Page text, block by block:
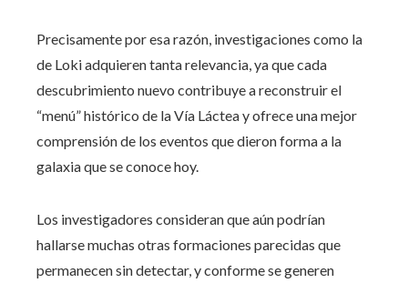
Precisamente por esa razón, investigaciones como la
de Loki adquieren tanta relevancia, ya que cada
descubrimiento nuevo contribuye a reconstruir el
“menú” histórico de la Vía Láctea y ofrece una mejor
comprensión de los eventos que dieron forma a la
galaxia que se conoce hoy.
Los investigadores consideran que aún podrían
hallarse muchas otras formaciones parecidas que
permanecen sin detectar, y conforme se generen